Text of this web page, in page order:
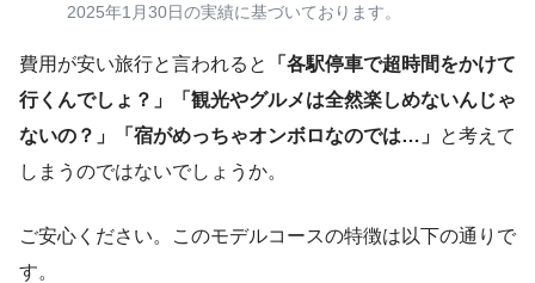
2025年1月30日の実績に基づいております。
費用が安い旅行と言われると
「各駅停車で超時間をかけて
行くんでしょ？」「観光やグルメは全然楽しめないんじゃ
ないの？」「宿がめっちゃオンボロなのでは…」 と考えて
しまうのではないでしょうか。
ご安心ください。このモデルコースの特徴は以下の通りで
す。